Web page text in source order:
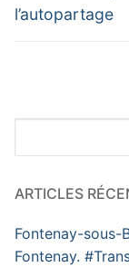
l’autopartage
ARTICLES
Fontenay-sous-
Fontenay.